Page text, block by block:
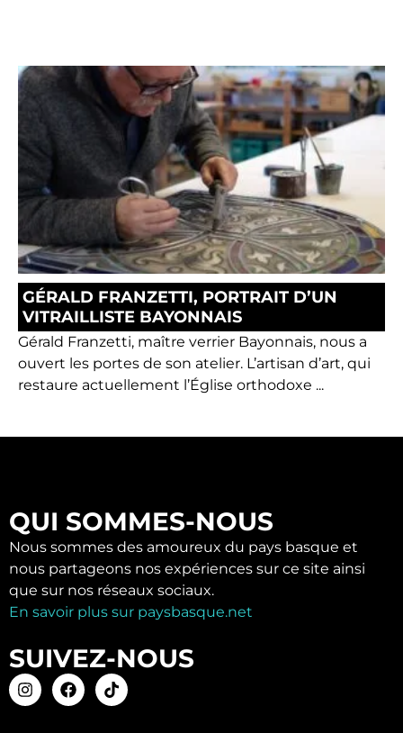
GÉRALD FRANZETTI, PORTRAIT D’UN
VITRAILLISTE BAYONNAIS
Gérald Franzetti, maître verrier Bayonnais, nous a
ouvert les portes de son atelier. L’artisan d’art, qui
restaure actuellement l’Église orthodoxe ...
QUI SOMMES-NOUS
Nous sommes des amoureux du pays basque et
nous partageons nos expériences sur ce site ainsi
que sur nos réseaux sociaux.
En savoir plus sur paysbasque.net
SUIVEZ-NOUS